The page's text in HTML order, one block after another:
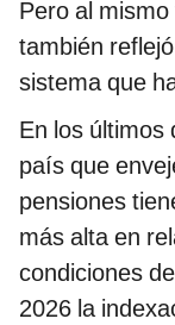
Pero al
también
sistema que
En los últimos
país que
pensiones
más alta en
condiciones
2026 la